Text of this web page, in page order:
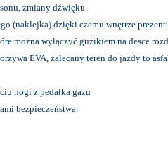
zmiany dźwięku.
(naklejka) dzięki czemu wnętrze
można wyłączyć guzikiem na desce
EVA, zalecany teren do jazdy to
nogi z pedałka gazu
bezpieczeństwa.